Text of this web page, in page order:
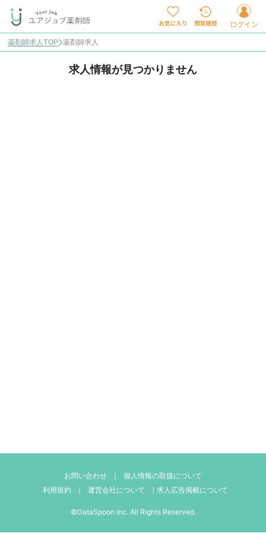
薬剤師求人TOP 薬剤師求人
求人情報が見つかりません
お問い合わせ ｜
個人情報の取扱について
利用規約
｜ 運営会社について ｜ 求人広告掲載について
©DataSpoon Inc. All Rights Reserved.